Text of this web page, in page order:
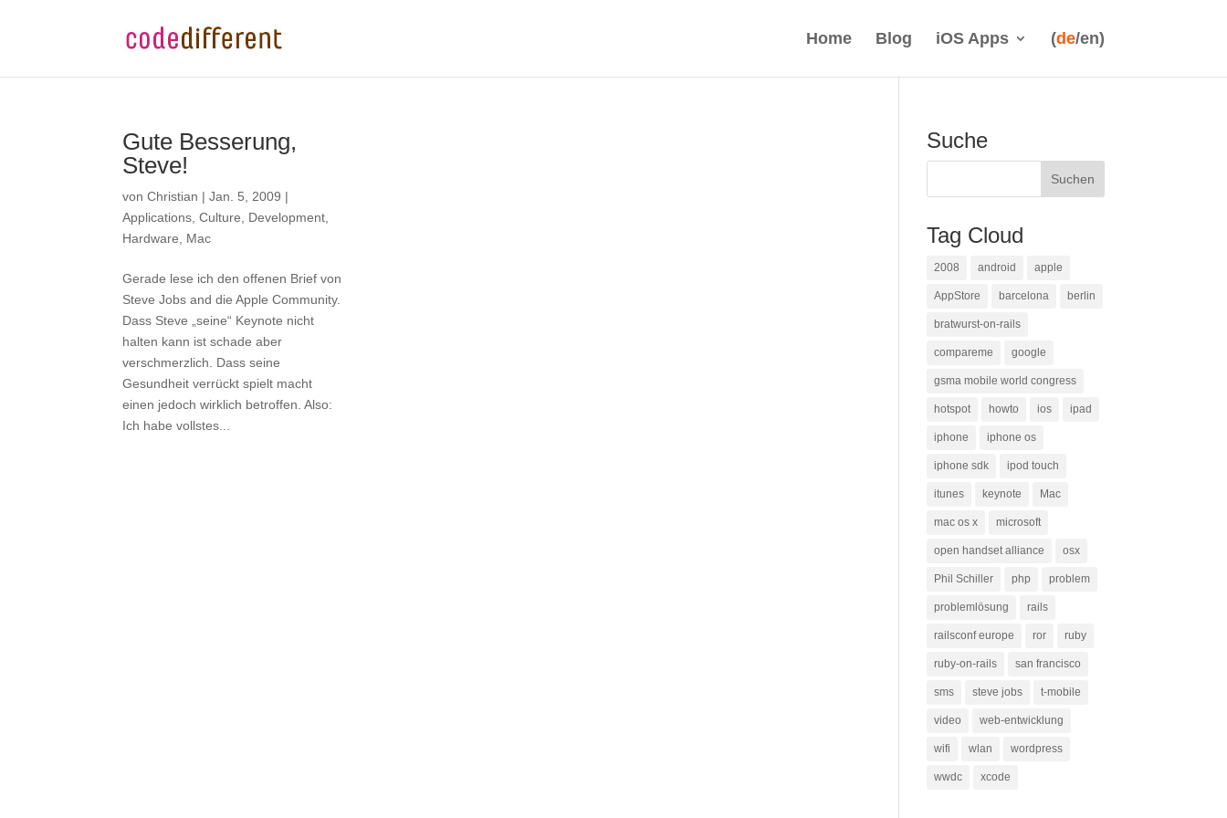
Home Blog iOS Apps (de/en)
Gute Besserung,
Steve!
vonChristian |Jan. 5, 2009 |
Applications ,Culture Development
Hardware
Mac
Gerade lese ich den offenen Brief von
Steve Jobs and die Apple Community.
Dass Steve „seine“ Keynote nicht
halten kann ist schade aber
verschmerzlich. Dass seine
Gesundheit verrückt spielt macht
einen jedoch wirklich betroffen. Also:
Ich habe vollstes...
Suche
Tag Cloud
2008 android apple
AppStore barcelona berlin
bratwurst-on-rails
compareme google
gsma mobile world congress
hotspot howto ios ipad
iphone iphone os
iphone sdk ipod touch
itunes keynote Mac
mac os x microsoft
open handset alliance osx
Phil Schiller php problem
problemlösung rails
railsconf europe ror ruby
ruby-on-rails san francisco
sms steve jobs t-mobile
video web-entwicklung
wifi wlan wordpress
wwdc xcode